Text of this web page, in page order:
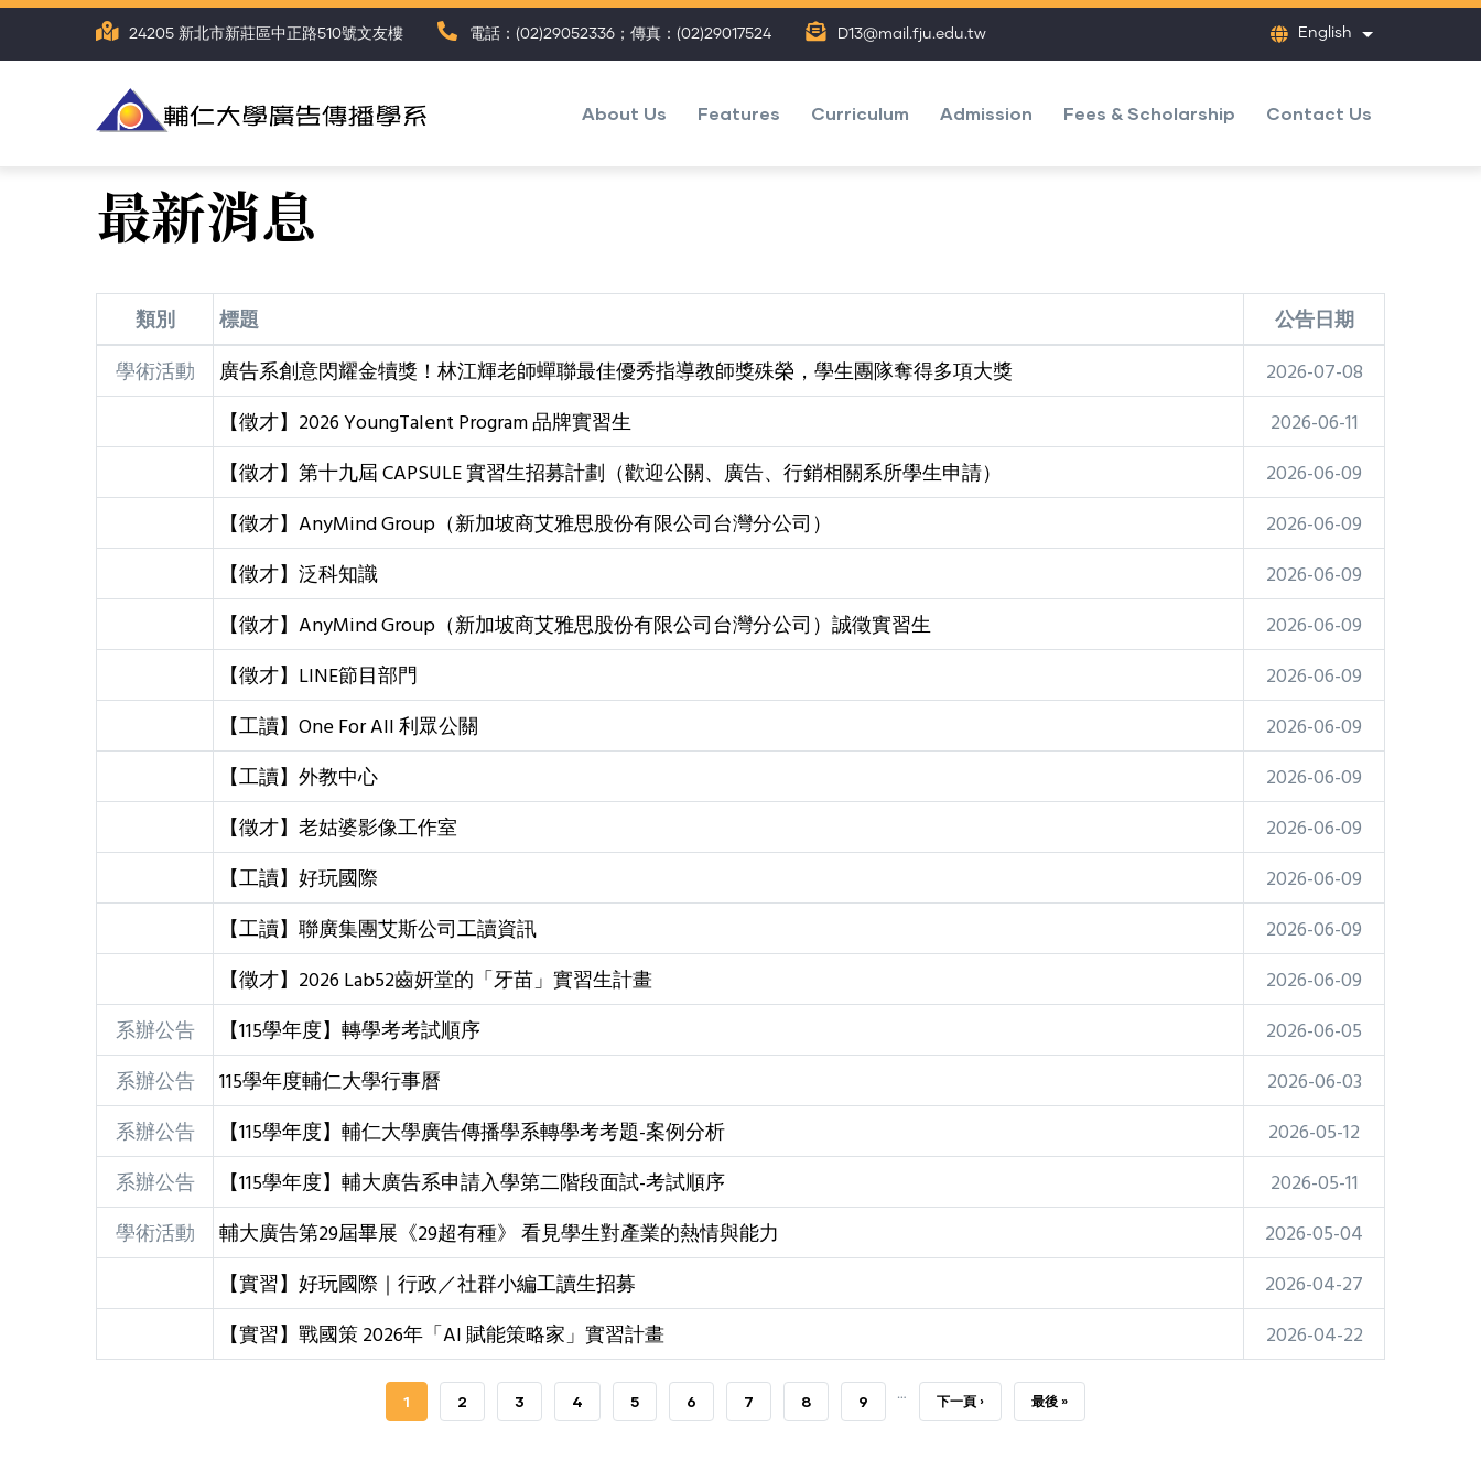
Skip
24205 新北市新莊區中正路510號文友樓 電話：(02)29052336；傳真：(02)29017524 D13@mail.fju.edu.tw English List additional
選
單
About Us Features Curriculum Admission Fees & Scholarship Contact Us
最新消息
類別 標題
公告日期
學術活動
廣告系創意閃耀金犢獎！林江輝老師蟬聯最佳優秀指導教師獎殊榮，學生團隊奪得多項大獎
2026-07-08
【徵才】2026 YoungTalent Program 品牌實習生
2026-06-11
【徵才】第十九屆 CAPSULE 實習生招募計劃（歡迎公關、廣告、行銷相關系所學生申請）
2026-06-09
【徵才】AnyMind Group（新加坡商艾雅思股份有限公司台灣分公司）
2026-06-09
【徵才】泛科知識
2026-06-09
【徵才】AnyMind Group（新加坡商艾雅思股份有限公司台灣分公司）誠徵實習生
2026-06-09
【徵才】LINE節目部門
2026-06-09
【工讀】One For All 利眾公關
2026-06-09
【工讀】外教中心
2026-06-09
【徵才】老姑婆影像工作室
2026-06-09
【工讀】好玩國際
2026-06-09
【工讀】聯廣集團艾斯公司工讀資訊
2026-06-09
【徵才】2026 Lab52齒妍堂的「牙苗」實習生計畫
2026-06-09
系辦公告
【115學年度】轉學考考試順序
2026-06-05
系辦公告
115學年度輔仁大學行事曆
2026-06-03
系辦公告
【115學年度】輔仁大學廣告傳播學系轉學考考題-案例分析
2026-05-12
系辦公告
【115學年度】輔大廣告系申請入學第二階段面試-考試順序
2026-05-11
學術活動
輔大廣告第29屆畢展《29超有種》 看見學生對產業的熱情與能力
2026-05-04
【實習】好玩國際｜行政／社群小編工讀生招募
2026-04-27
【實習】戰國策 2026年「AI 賦能策略家」實習計畫
2026-04-22
CURRENT
1 PAGE
2 PAGE
3 PAGE
4 PAGE
5 PAGE
6 PAGE
7 PAGE
8 PAGE
9 … NEXT
下一頁 › LAST
最後 »